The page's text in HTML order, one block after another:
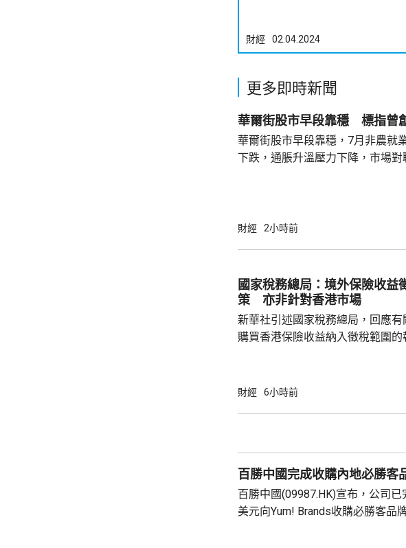
財經 02.04.2024
更多即時新聞
華爾街股市早段靠穩 標指曾
華爾街股市早段靠穩，7月非農就
下跌，通脹升溫壓力下降，市場對
53965點，升80點； 標準普爾500指數報7737
財經 2小時前
國家稅務總局：境外保險收益
策 亦非針對香港市場
新華社引述國家稅務總局，回應有
購買香港保險收益納入徵稅範圍的
行納稅義務，境外保險收益也屬於
個人所得稅，是國際通行做法，亦
所得稅法實施以來，一直堅持的基
財經 6小時前
百勝中國完成收購內地必勝客
百勝中國(09987.HK)宣布，公司已
美元向Yum! Brands收購必勝客品